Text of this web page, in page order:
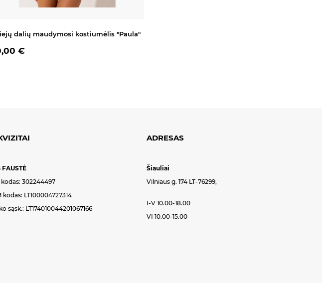
dalių maudymosi kostiumėlis "Paula"
€
FAUSTĖ
302244497
kodas: LT100004727314
sąsk.: LT174010044201067166
ADRESAS
Šiauliai
Vilniaus g. 174 LT-76299,
I-V 10.00-18.00
VI 10.00-15.00